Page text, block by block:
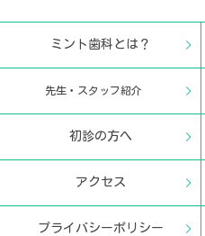
ミント歯科とは？
先生・スタッフ紹介
初診の方へ
アクセス
プライバシーポリシー